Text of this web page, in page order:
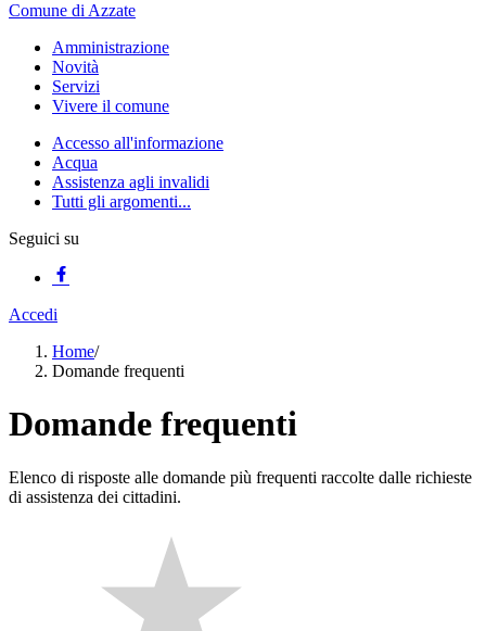
Comune di Azzate
Amministrazione
Novità
Servizi
Vivere il comune
Accesso all'informazione
Acqua
Assistenza agli invalidi
Tutti gli argomenti...
Seguici su
Accedi
Home/
Domande frequenti
Domande frequenti
Elenco di risposte alle domande più frequenti raccolte dalle richieste
di assistenza dei cittadini.